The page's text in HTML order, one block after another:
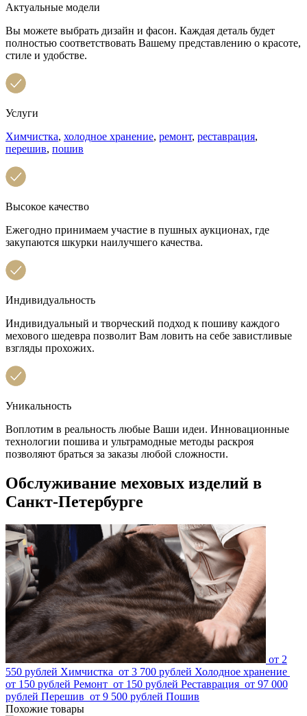
Актуальные модели
Вы можете выбрать дизайн и фасон. Каждая деталь будет
полностью соответствовать Вашему представлению о красоте,
стиле и удобстве.
Услуги
Химчистка, холодное хранение, ремонт, реставрация,
перешив, пошив
Высокое качество
Ежегодно принимаем участие в пушных аукционах, где
закупаются шкурки наилучшего качества.
Индивидуальность
Индивидуальный и творческий подход к пошиву каждого
мехового шедевра позволит Вам ловить на себе завистливые
взгляды прохожих.
Уникальность
Воплотим в реальность любые Ваши идеи. Инновационные
технологии пошива и ультрамодные методы раскроя
позволяют браться за заказы любой сложности.
Обслуживание меховых изделий в
Санкт-Петербурге
от 2
550 рублей Химчистка от 3 700 рублей Холодное хранение
от 150 рублей Ремонт от 150 рублей Реставрация от 97 000
рублей Перешив от 9 500 рублей Пошив
Похожие товары